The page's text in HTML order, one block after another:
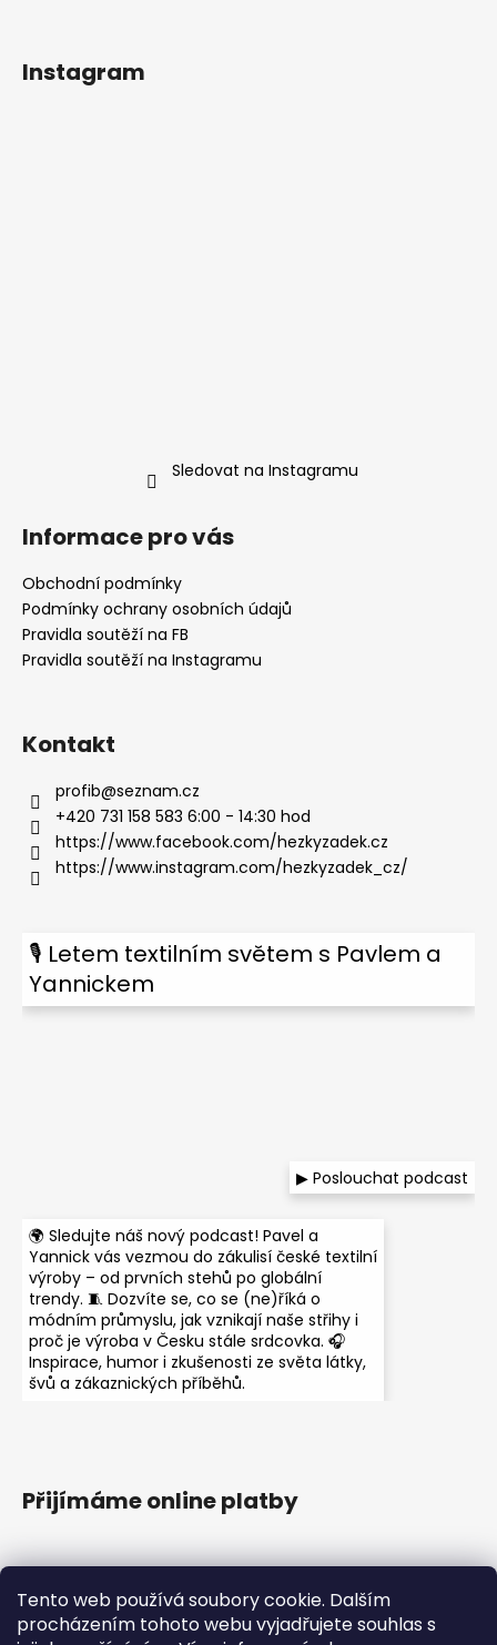
Tento web používá soubory cookie. Dalším
procházením tohoto webu vyjadřujete souhlas s
Instagram
Sledovat na Instagramu
Informace pro vás
Obchodní podmínky
Podmínky ochrany osobních údajů
Pravidla soutěží na FB
Pravidla soutěží na Instagramu
Kontakt
profib@seznam.cz
+420 731 158 583 6:00 - 14:30 hod
https://www.facebook.com/hezkyzadek.cz
https://www.instagram.com/hezkyzadek_cz/
🎙 Letem textilním světem s Pavlem a
Yannickem
🌍 Sledujte náš nový podcast! Pavel a
Yannick vás vezmou do zákulisí české textilní
výroby – od prvních stehů po globální
trendy. 🧵 Dozvíte se, co se (ne)říká o
módním průmyslu, jak vznikají naše střihy i
proč je výroba v Česku stále srdcovka. 🎧
Inspirace, humor i zkušenosti ze světa látky,
švů a zákaznických příběhů.
▶ Poslouchat podcast
Přijímáme online platby